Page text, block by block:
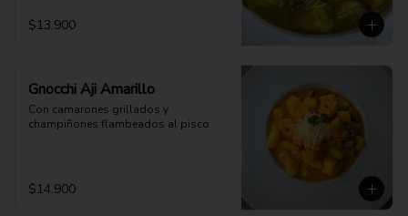
$13.900
Gnocchi Aji Amarillo
Con camarones grillados y
champiñones flambeados al pisco
$14.900